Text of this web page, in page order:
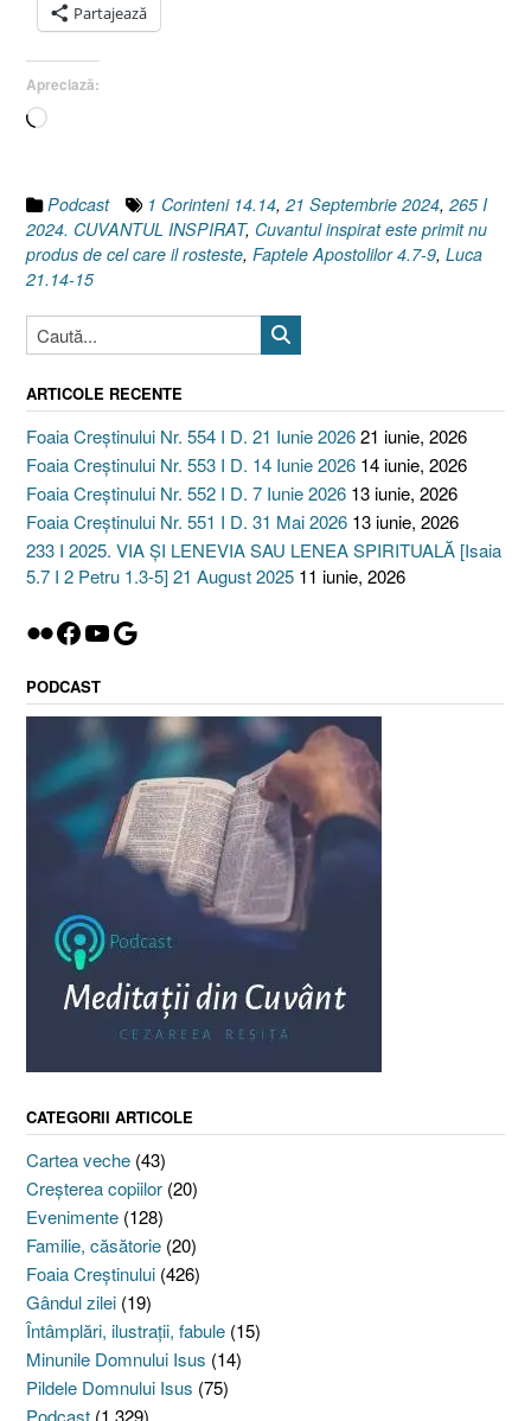
Partajează
Apreciază:
Încarc...
Podcast 1 Corinteni 14.14, 21 Septembrie 2024, 265 I
2024. CUVANTUL INSPIRAT, Cuvantul inspirat este primit nu
produs de cel care il rosteste, Faptele Apostolilor 4.7-9, Luca
21.14-15
ARTICOLE RECENTE
Foaia Creștinului Nr. 554 I D. 21 Iunie 202621 iunie, 2026
Foaia Creștinului Nr. 553 I D. 14 Iunie 2026 14 iunie, 2026
Foaia Creștinului Nr. 552 I D. 7 Iunie 2026 13 iunie, 2026
Foaia Creștinului Nr. 551 I D. 31 Mai 2026 13 iunie, 2026
233 I 2025. VIA ȘI LENEVIA SAU LENEA SPIRITUALĂ [Isaia
5.7 I 2 Petru 1.3-5] 21 August 2025 11 iunie, 2026
Flickr
Facebook
YouTube
Google
PODCAST
CATEGORII ARTICOLE
Cartea veche (43)
Creşterea copiilor (20)
Evenimente (128)
Familie, căsătorie (20)
Foaia Creştinului (426)
Gândul zilei (19)
Întâmplări, ilustraţii, fabule (15)
Minunile Domnului Isus (14)
Pildele Domnului Isus (75)
Podcast (1.329)